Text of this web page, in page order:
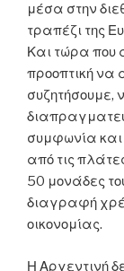
μέσα στην
τραπέζι της
Και τώρα που
προοπτική να
συζητήσουμε,
συμφωνία
από τις
50 μονάδες
διαγραφή
οικονομίας.
Η Αργεντινή